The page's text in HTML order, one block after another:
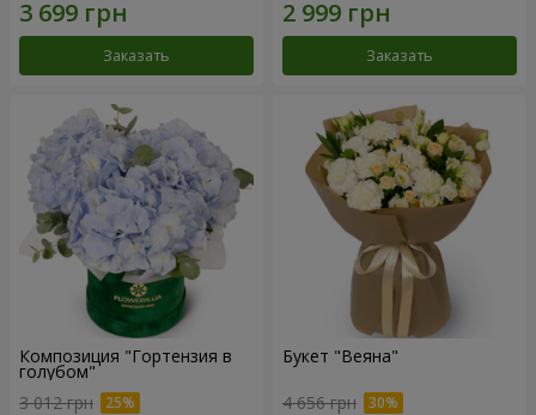
Заказать Заказать
Композиция "Гортензия в
голубом"
3 012 грн
Букет "Веяна"
4 656 грн